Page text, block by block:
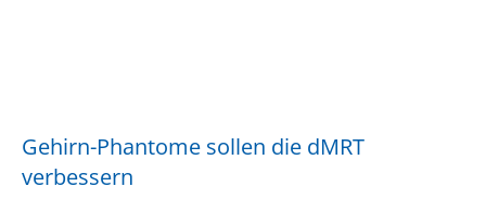
Gehirn-Phantome sollen die dMRT
verbessern